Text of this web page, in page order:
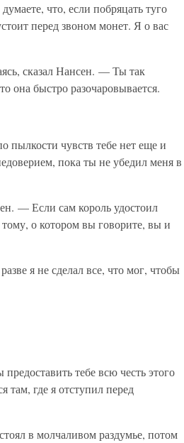
что, если побряцать туго
перед звоном монет. Я о вас
сказал Нансен. — Ты так
она быстро разочаровывается.
пылкости чувств тебе нет еще и
пока ты не убедил меня в
— Если сам король удостоил
о котором вы говорите, вы и
я не сделал все, что мог, чтобы
тебе всю честь этого
там, где я отступил перед
в молчаливом раздумье, потом